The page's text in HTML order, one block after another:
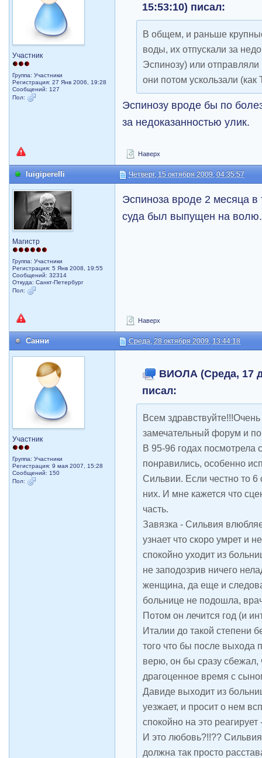
Участник
Группа: Участники
Регистрация: 27 Янв 2006, 19:28
Сообщений: 127
Пол:
15:53:10) писал:
В общем, и раньше
воды, их отпускали за
Эспинозу) или отправляли
они потом ускользали (как
Эспинозу вроде бы по
за недоказанностью улик.
Наверх
luigiperelli Четверг, 15 октября 2009, 04:35:57
Магистр
Группа: Участники
Регистрация: 5 Янв 2008, 19:55
Сообщений: 32314
Откуда: Санкт-Петербург
Пол:
Эспиноза вроде 2 месяца
суда был выпущен на волю.
Наверх
Санни Среда, 28 октября 2009, 13:44:18
Участник
Группа: Участники
Регистрация: 9 мая 2007, 15:28
Сообщений: 150
Пол:
ВИОЛА (Среда, 17
писал:
Всем
замечательный форум и
В 95-96 годах посмотрела
понравились, особенно
Сильвии. Если честно то 6
них. И мне кажется что
часть.
Завязка - Сильвия
узнает что скоро умрет и
спокойно уходит из
не заподозрив ничего
женщина, да еще и
больнице не подошла,
Потом он лечится год (и
Италии до такой степени
того что бы после выхода
верю, он бы сразу сбежал,
драгоценное время с
Давиде выходит из
уезжает, и просит о нем
спокойно на это
И это любовь?!!??
должна так просто